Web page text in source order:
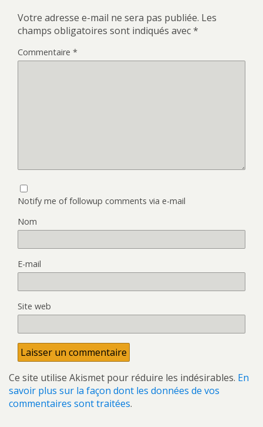
Votre adresse e-mail ne sera pas publiée. Les
champs obligatoires sont indiqués avec*
Commentaire *
Notify me of followup comments via e-mail
Nom
E-mail
Site web
Ce site utilise Akismet pour réduire les indésirables. En
savoir plus sur la façon dont les données de vos
commentaires sont traitées.